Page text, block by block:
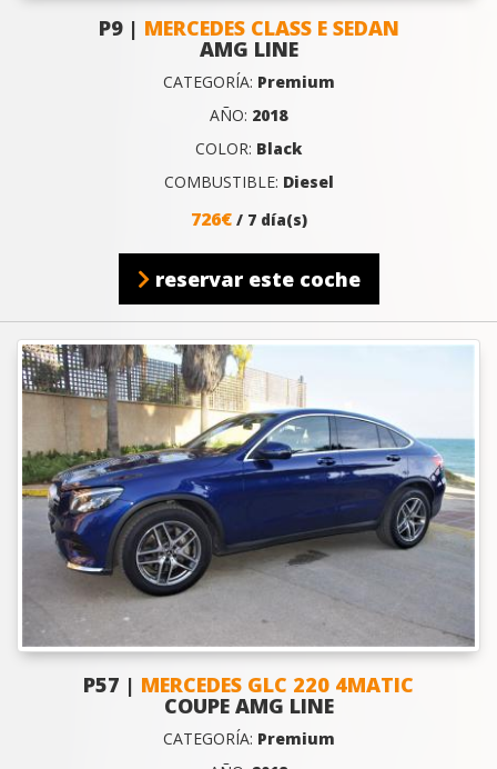
P9 | MERCEDES CLASS E SEDAN
AMG LINE
CATEGORÍA: Premium
AÑO: 2018
COLOR: Black
COMBUSTIBLE: Diesel
726€ / 7 día(s)
reservar este coche
P57 | MERCEDES GLC 220 4MATIC
COUPE AMG LINE
CATEGORÍA: Premium